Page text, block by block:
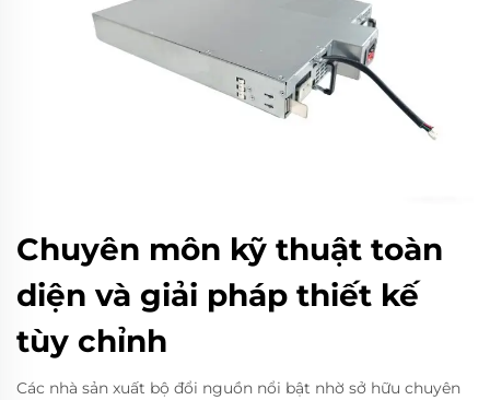
Chuyên môn kỹ thuật toàn
diện và giải pháp thiết kế
tùy chỉnh
Các nhà sản xuất bộ đổi nguồn nổi bật nhờ sở hữu chuyên